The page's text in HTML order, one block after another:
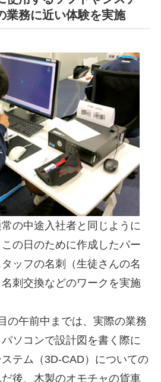
業務に近い体験を実施
の中途入社者と同じように
の日のために作成したパー
ッフの名刺（生徒さんの名
刺交換などのワークを実施
の午前中までは、実際の業務
ソコンで設計図を書く際に
テム（3D-CAD）についての
後、木製のオモチャの貨車